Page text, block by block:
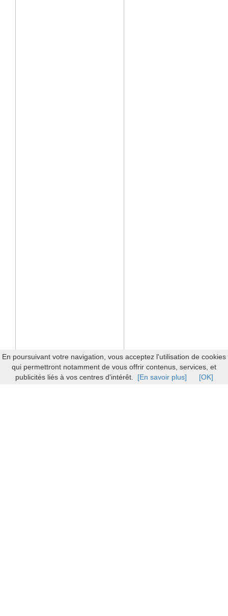
En poursuivant votre navigation, vous acceptez l'utilisation de cookies
qui permettront notamment de vous offrir contenus, services, et
publicités liés à vos centres d'intérêt.
[En savoir plus] [OK]